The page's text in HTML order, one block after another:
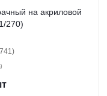
на акриловой
270)